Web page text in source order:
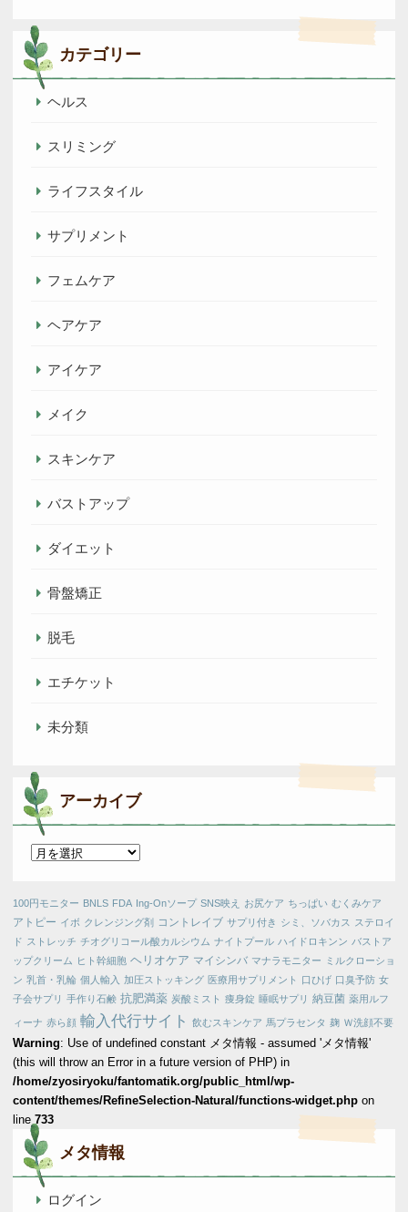
カテゴリー
ヘルス
スリミング
ライフスタイル
サプリメント
フェムケア
ヘアケア
アイケア
メイク
スキンケア
バストアップ
ダイエット
骨盤矯正
脱毛
エチケット
未分類
アーカイブ
ア
イ
ブ
100円モニター BNLS FDA Ing-Onソープ SNS映え お尻ケア ちっぱい むくみケア
アトピー イボ クレンジング剤 コントレイブ サプリ付き シミ、ソバカス
ステロイ
ド ストレッチ チオグリコール酸カルシウム ナイトプール ハイドロキンン バストア
ップクリーム ヒト幹細胞 ヘリオケア マイシンバ マナラモニター
ミルクローショ
ン 乳首・乳輪 個人輸入 加圧ストッキング 医療用サプリメント 口ひげ 口臭予防 女
子会サプリ 手作り石鹸 抗肥満薬 炭酸ミスト 痩身錠 睡眠サプリ 納豆菌 薬用ルフ
ィーナ 赤ら顔 輸入代行サイト 飲むスキンケア 馬プラセンタ 麹 Ｗ洗顔不要
Warning: Use of undefined constant メタ情報 - assumed 'メタ情報'
(this will throw an Error in a future version of PHP) in
/home/zyosiryoku/fantomatik.org/public_html/wp-
content/themes/RefineSelection-Natural/functions-widget.php on
line 733
メタ情報
ログイン